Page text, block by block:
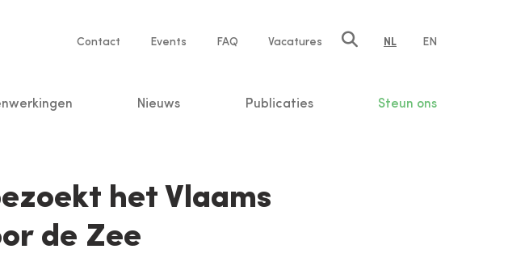
Service
Contact Events FAQ Vacatures NL EN
Nieuws Publicaties Steun ons
het Vlaams
de Zee